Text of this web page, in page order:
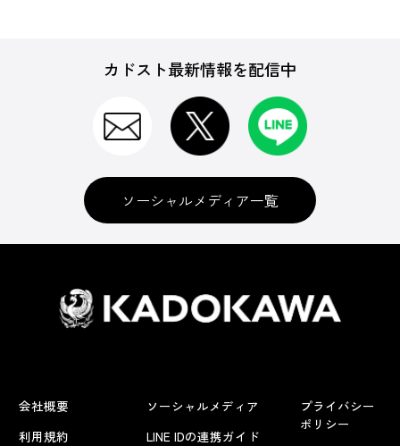
カドスト最新情報を配信中
ソーシャルメディア一覧
会社概要
利用規約
ソーシャルメディア
LINE IDの連携ガイド
プライバシー
ポリシー